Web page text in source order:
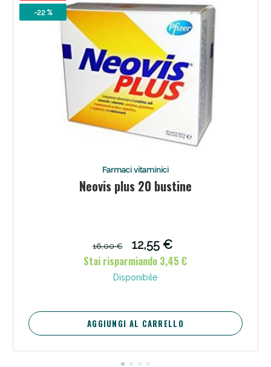
-22 %
Farmaci vitaminici
Neovis plus 20 bustine
16,00 €
12,55 €
Stai risparmiando 3,45 €
Disponibile
AGGIUNGI AL CARRELLO